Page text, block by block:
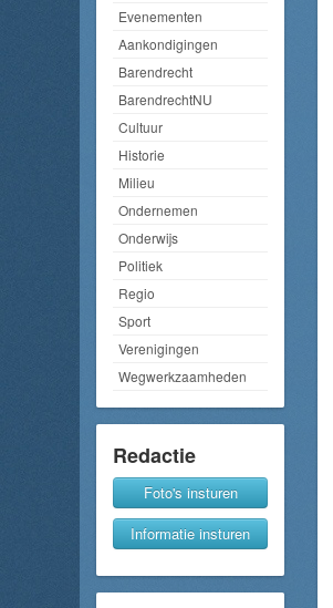
Evenementen
Aankondigingen
Barendrecht
BarendrechtNU
Cultuur
Historie
Milieu
Ondernemen
Onderwijs
Politiek
Regio
Sport
Verenigingen
Wegwerkzaamheden
Redactie
Foto's insturen
Informatie insturen